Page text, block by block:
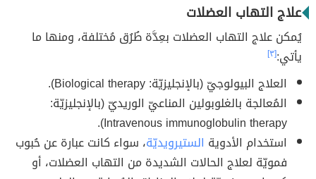
علاج التهاب العضلات
يُمكن علاج التهاب العضلات بعِدَّة طُرُق مُختلفة، ومنها ما
يأتي:[٣]
العلاج البيولوجيّ (بالإنجليزيّة: Biological therapy).
المُعالجة بالغلوبولين المناعيّ الوريديّ (بالإنجليزيّة:
Intravenous immunoglobulin therapy).
استخدام الأدوية الستيرويديّة، سواء كانت عبارة عن حُبوب
فمويّة لعلاج الحالات الشديدة من التهاب العضلات، أو